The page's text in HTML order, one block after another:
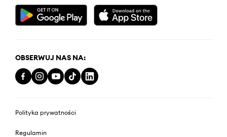
OBSERWUJ NAS NA:
Polityka prywatności
Regulamin